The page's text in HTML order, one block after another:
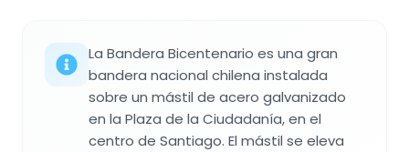
La Bandera Bicentenario es una gran
bandera nacional chilena instalada
sobre un mástil de acero galvanizado
en la Plaza de la Ciudadanía, en el
centro de Santiago. El mástil se eleva